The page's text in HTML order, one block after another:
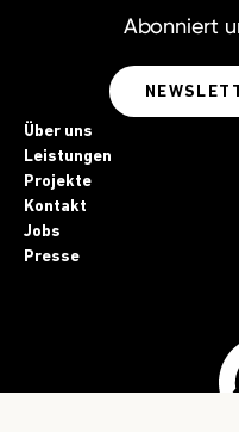
Abonniert
Über uns
Leistungen
Projekte
Kontakt
Jobs
Presse